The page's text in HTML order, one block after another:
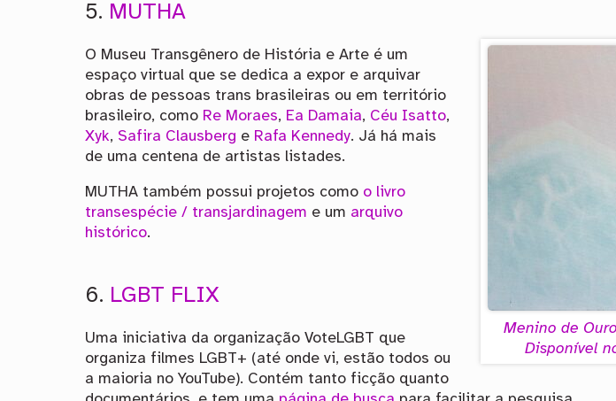
5. MUTHA
Menino de
Disponível
O Museu Transgênero de História e Arte é um
espaço virtual que se dedica a expor e arquivar
obras de pessoas trans brasileiras ou em território
brasileiro, como Re Moraes, Ea Damaia, Céu Isatto,
Xyk, Safira Clausberg e Rafa Kennedy. Já há mais
de uma centena de artistas listades.
MUTHA também possui projetos como o livro
transespécie / transjardinagem e um arquivo
histórico.
6. LGBT FLIX
Uma iniciativa da organização VoteLGBT que
organiza filmes LGBT+ (até onde vi, estão todos ou
a maioria no YouTube). Contém tanto ficção quanto